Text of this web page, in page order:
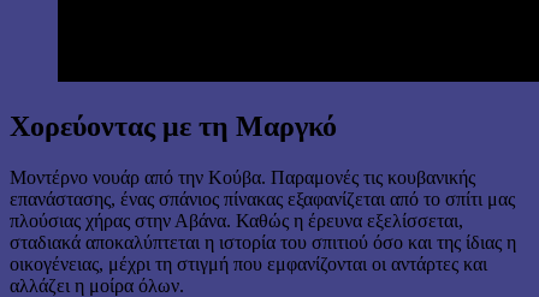
Χορεύοντας με τη Μαργκό
Μοντέρνο νουάρ από την Κούβα. Παραμονές τις κουβανικής
επανάστασης, ένας σπάνιος πίνακας εξαφανίζεται από το σπίτι μας
πλούσιας χήρας στην Αβάνα. Καθώς η έρευνα εξελίσσεται,
σταδιακά αποκαλύπτεται η ιστορία του σπιτιού όσο και της ίδιας η
οικογένειας, μέχρι τη στιγμή που εμφανίζονται οι αντάρτες και
αλλάζει η μοίρα όλων.